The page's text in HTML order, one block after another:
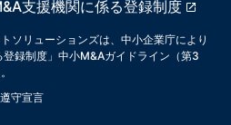
支援機関に係る登録制度
ソリューションズは、中小企業庁により
録制度」中小M&Aガイドライン（第3
守宣言